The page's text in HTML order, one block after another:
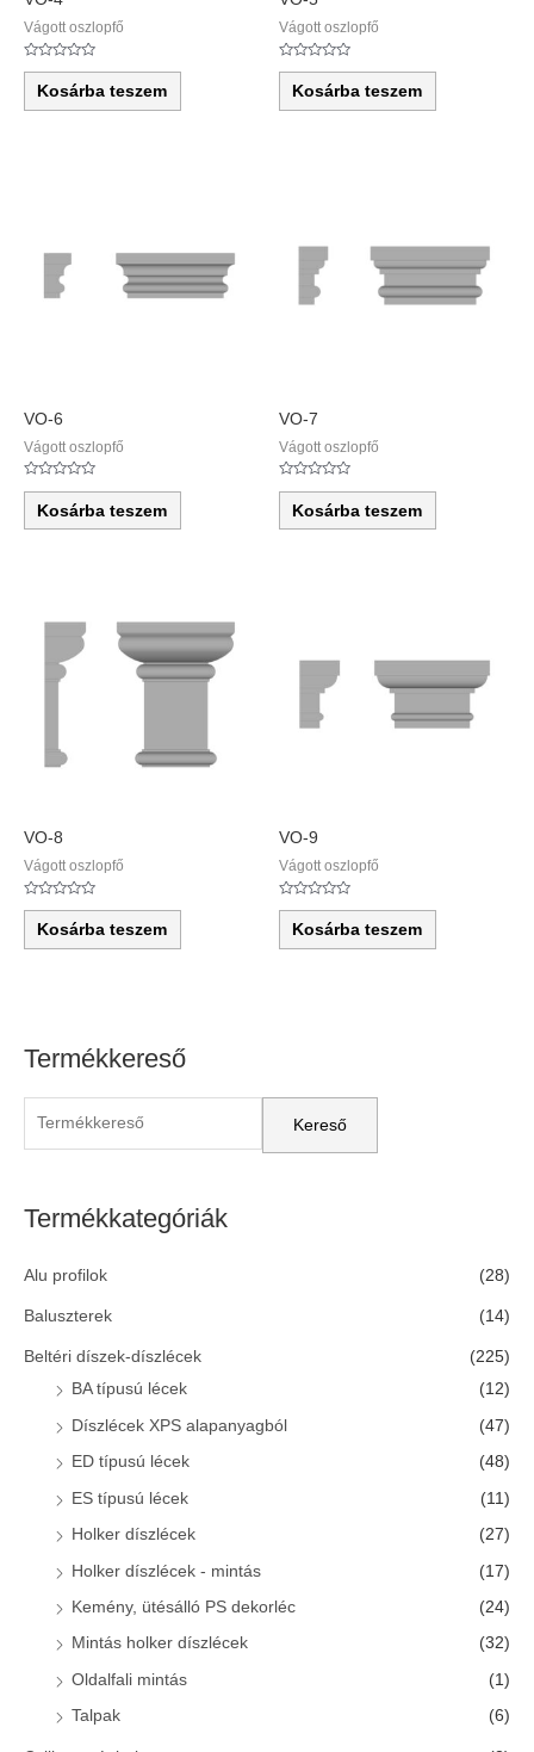
Termékkereső
S
r
h
o
r
Termékkategóriák
Alu profilok (28)
Baluszterek (14)
Beltéri díszek-díszlécek
(225)
BA típusú lécek
(12)
Díszlécek XPS alapanyagból (47)
ED típusú lécek (48)
ES típusú lécek (11)
Holker díszlécek (27)
Holker díszlécek - mintás (17)
Kemény, ütésálló PS dekorléc (24)
Mintás holker díszlécek (32)
Oldalfali mintás (1)
Talpak (6)
Vágott oszlopfő
Értékelés:
5
Kosárba teszem
Vágott oszlopfő
Értékelés:
5
Kosárba teszem
VO-6
Vágott oszlopfő
Értékelés:
5
Kosárba teszem
VO-7
Vágott oszlopfő
Értékelés:
5
Kosárba teszem
VO-8
Vágott oszlopfő
Értékelés:
5
Kosárba teszem
VO-9
Vágott oszlopfő
Értékelés:
5
Kosárba teszem